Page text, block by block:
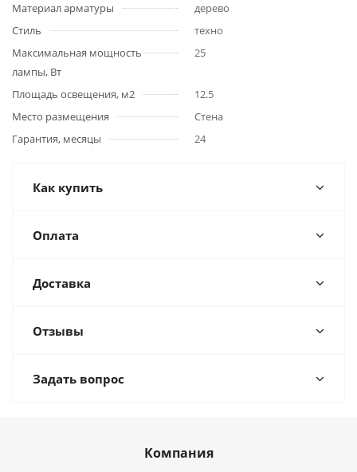
Материал арматуры
дерево
Стиль
техно
Максимальная мощность
лампы, Вт
25
Площадь освещения, м2
12.5
Место размещения
Стена
Гарантия, месяцы
24
Как купить
Оплата
Доставка
Отзывы
Задать вопрос
Компания